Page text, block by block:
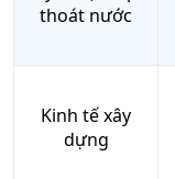
thoát nước
Kinh tế xây
dựng